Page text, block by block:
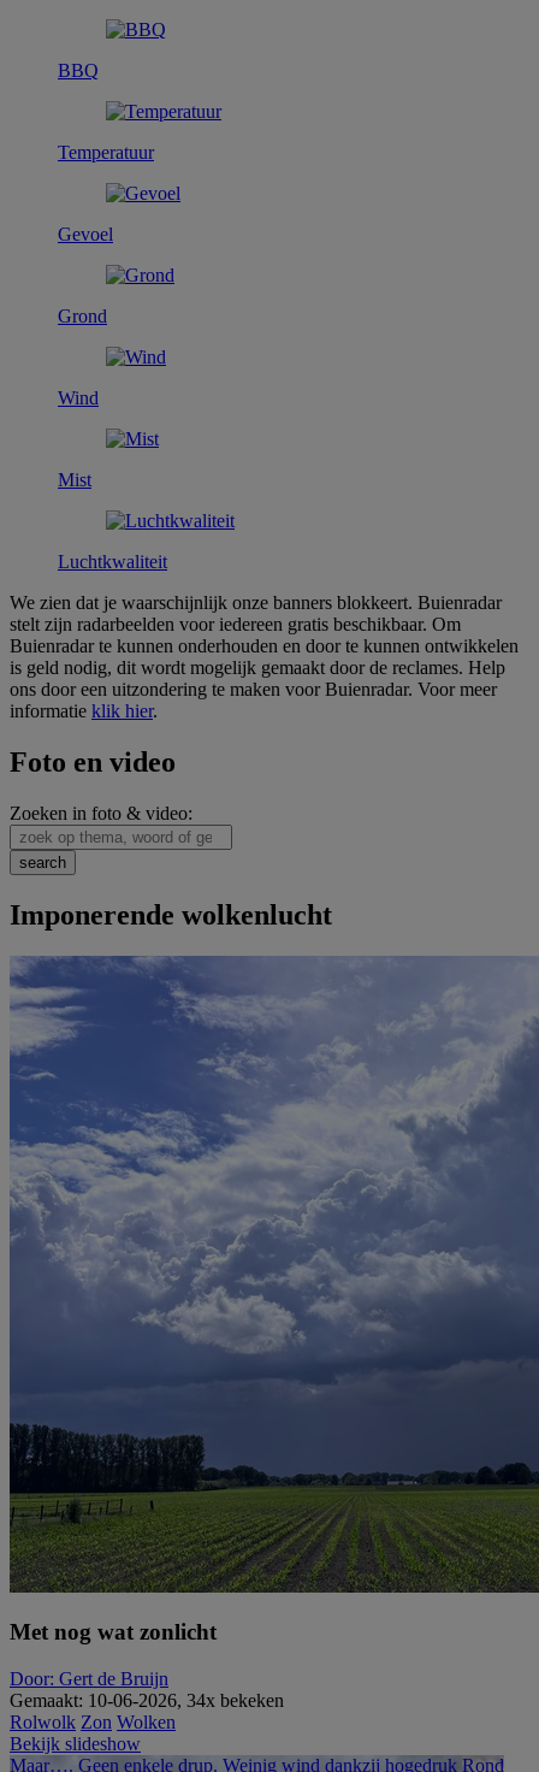
BBQ
Temperatuur
Gevoel
Grond
Wind
Mist
Luchtkwaliteit
We zien dat je waarschijnlijk onze banners blokkeert. Buienradar
stelt zijn radarbeelden voor iedereen gratis beschikbaar. Om
Buienradar te kunnen onderhouden en door te kunnen ontwikkelen
is geld nodig, dit wordt mogelijk gemaakt door de reclames. Help
ons door een uitzondering te maken voor Buienradar. Voor meer
informatie klik hier.
Foto en video
Zoeken in foto & video:
Imponerende wolkenlucht
Met nog wat zonlicht
Door: Gert de Bruijn
Gemaakt: 10-06-2026, 34x bekeken
Rolwolk Zon Wolken
Bekijk slideshow
Maar…. Geen enkele drup. Weinig wind dankzij hogedruk Rond